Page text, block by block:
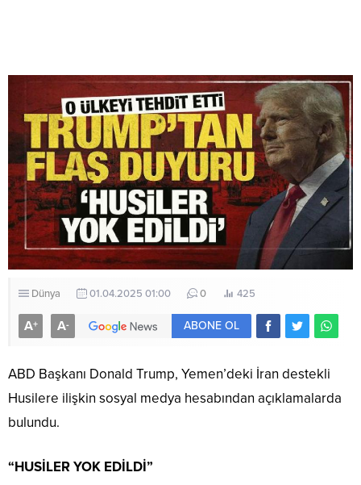
Dünya 01.04.2025 01:00 0 425
A+ A- ABONE OL
ABD Başkanı Donald Trump, Yemen’deki İran destekli
Husilere ilişkin sosyal medya hesabından açıklamalarda
bulundu.
“HUSİLER YOK EDİLDİ”